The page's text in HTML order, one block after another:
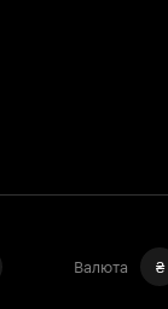
Валюта ₴